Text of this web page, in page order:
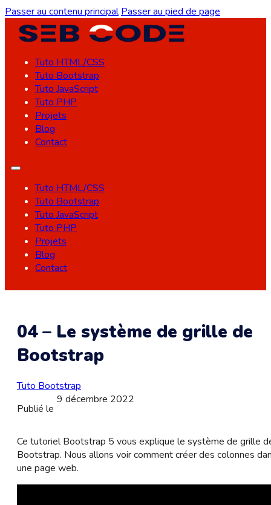
Passer au contenu principal Passer au pied de page
Tuto HTML/CSS
Tuto Bootstrap
Tuto JavaScript
Tuto PHP
Projets
Blog
Contact
Tuto HTML/CSS
Tuto Bootstrap
Tuto JavaScript
Tuto PHP
Projets
Blog
Contact
04 – Le système de grille de
Bootstrap
Tuto Bootstrap
Publié le
9 décembre 2022
Ce tutoriel Bootstrap 5 vous explique le système de grille
Bootstrap. Nous allons voir comment créer des colonnes
une page web.